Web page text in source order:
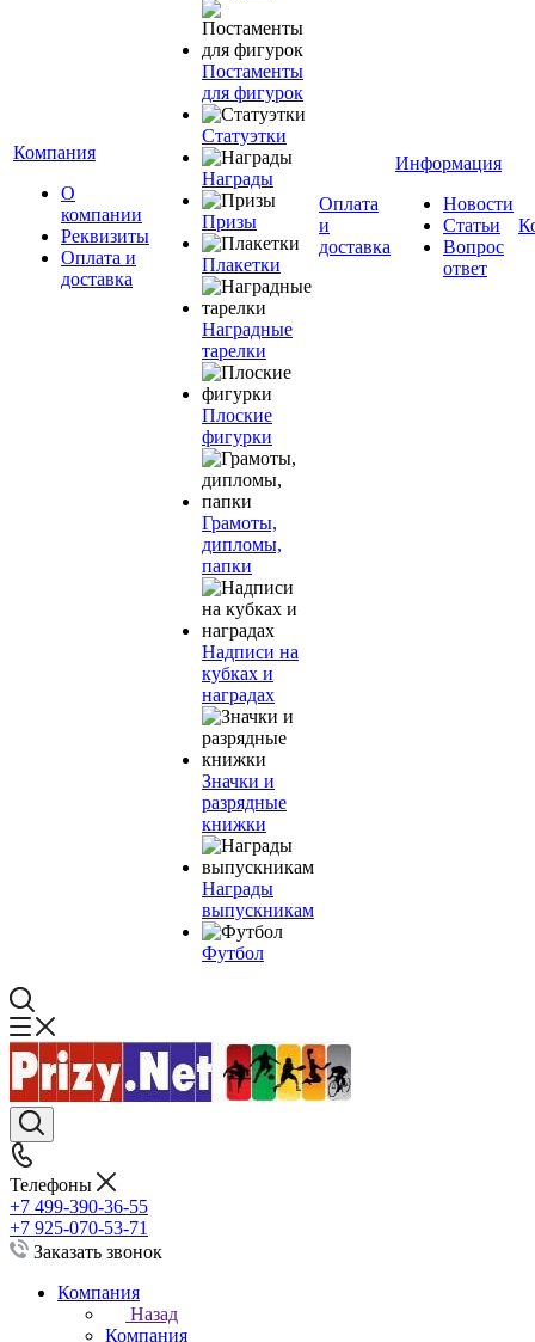
Компания
О
компании
Реквизиты
Оплата и
доставка
Постаменты
для фигурок
Статуэтки
Награды
Призы
Плакетки
Наградные
тарелки
Плоские
фигурки
Грамоты,
дипломы,
папки
Надписи на
кубках и
наградах
Значки и
разрядные
книжки
Награды
выпускникам
Футбол
Оплата
и
доставка
Информация
Новости
Статьи
Вопрос
ответ
Телефоны
+7 499-390-36-55
+7 925-070-53-71
Заказать звонок
Компания
Назад
Компания